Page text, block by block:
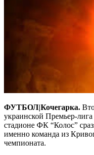
ФУТБОЛ|Кочегарка.
украинской Премьер-лига
стадионе ФК “Колос”
именно команда из
чемпионата.